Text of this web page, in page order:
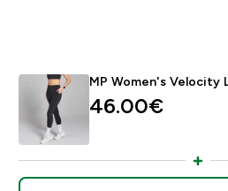
MP Women's Velocity
46.00€‎